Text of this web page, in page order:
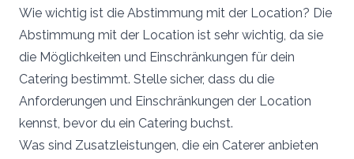
Wie wichtig ist die Abstimmung mit der Location? Die
Abstimmung mit der Location ist sehr wichtig, da sie
die Möglichkeiten und Einschränkungen für dein
Catering bestimmt. Stelle sicher, dass du die
Anforderungen und Einschränkungen der Location
kennst, bevor du ein Catering buchst.
Was sind Zusatzleistungen, die ein Caterer anbieten